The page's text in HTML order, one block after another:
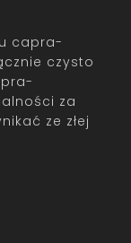
capra-
czysto
za
ze złej